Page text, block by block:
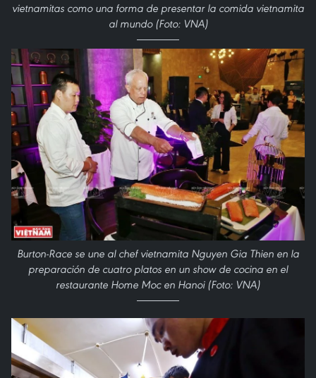
vietnamitas como una forma de presentar la comida vietnamita
al mundo (Foto: VNA)
Burton-Race se une al chef vietnamita Nguyen Gia Thien en la
preparación de cuatro platos en un show de cocina en el
restaurante Home Moc en Hanoi (Foto: VNA)